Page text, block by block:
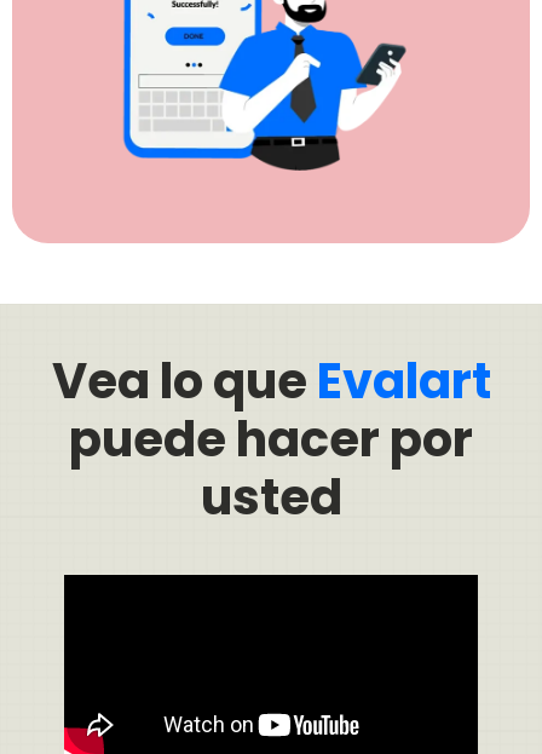
Vea lo queEvalart
puede hacer por
usted